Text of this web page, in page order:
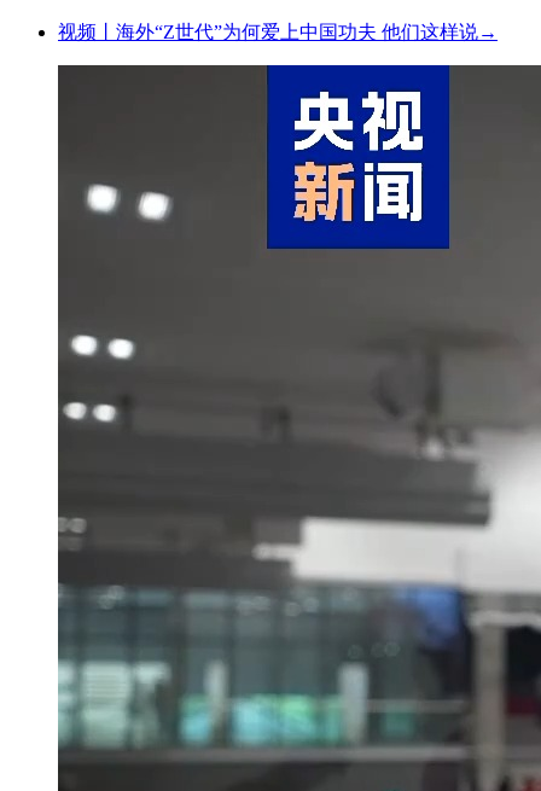
视频丨海外“Z世代”为何爱上中国功夫 他们这样说→